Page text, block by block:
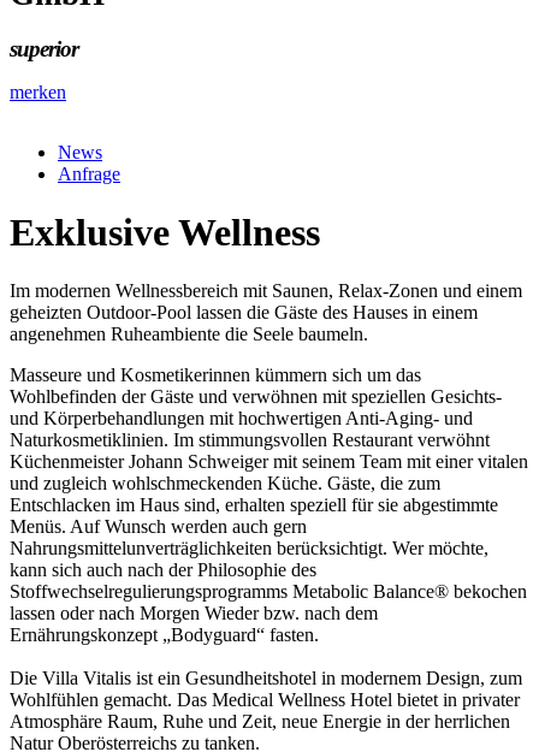
superior
merken
News
Anfrage
Exklusive Wellness
Im modernen Wellnessbereich mit Saunen, Relax-Zonen und einem
geheizten Outdoor-Pool lassen die Gäste des Hauses in einem
angenehmen Ruheambiente die Seele baumeln.
Masseure und Kosmetikerinnen kümmern sich um das
Wohlbefinden der Gäste und verwöhnen mit speziellen Gesichts-
und Körperbehandlungen mit hochwertigen Anti-Aging- und
Naturkosmetiklinien. Im stimmungsvollen Restaurant verwöhnt
Küchenmeister Johann Schweiger mit seinem Team mit einer vitalen
und zugleich wohlschmeckenden Küche. Gäste, die zum
Entschlacken im Haus sind, erhalten speziell für sie abgestimmte
Menüs. Auf Wunsch werden auch gern
Nahrungsmittelunverträglichkeiten berücksichtigt. Wer möchte,
kann sich auch nach der Philosophie des
Stoffwechselregulierungsprogramms Metabolic Balance® bekochen
lassen oder nach Morgen Wieder bzw. nach dem
Ernährungskonzept „Bodyguard“ fasten.
Die Villa Vitalis ist ein Gesundheitshotel in modernem Design, zum
Wohlfühlen gemacht. Das Medical Wellness Hotel bietet in privater
Atmosphäre Raum, Ruhe und Zeit, neue Energie in der herrlichen
Natur Oberösterreichs zu tanken.